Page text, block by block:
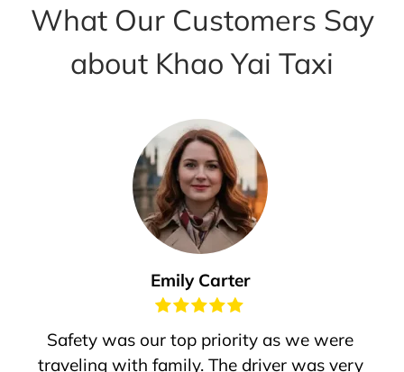
What Our Customers Say
about Khao Yai Taxi
Emily Carter
Safety was our top priority as we were
traveling with family. The driver was very